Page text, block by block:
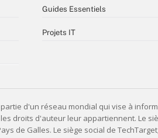
Guides Essentiels
Projets IT